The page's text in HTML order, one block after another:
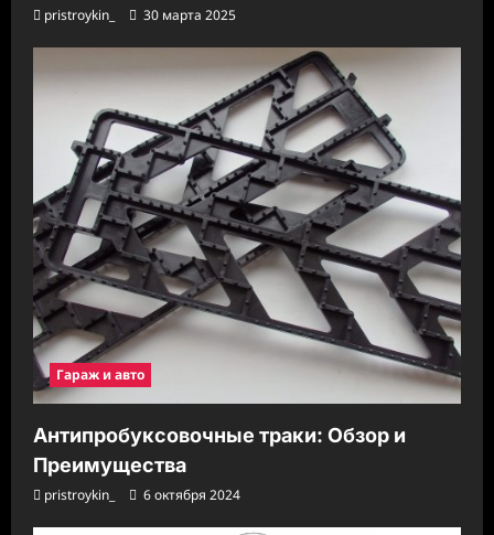
pristroykin_ 30 марта 2025
Гараж и авто
Антипробуксовочные траки: Обзор и
Преимущества
pristroykin_ 6 октября 2024